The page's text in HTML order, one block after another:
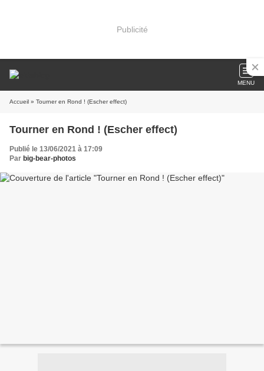
Publicité
MENU
Accueil » Tourner en Rond ! (Escher effect)
Tourner en Rond ! (Escher effect)
Publié le 13/06/2021 à 17:09
Par big-bear-photos